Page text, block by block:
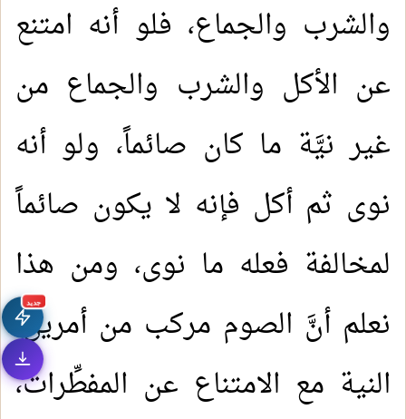
جديد
والشرب والجماع، فلو أنه امتنع
عن الأكل والشرب والجماع من
غير نيَّة ما كان صائماً، ولو أنه
نوى ثم أكل فإنه لا يكون صائماً
لمخالفة فعله ما نوى، ومن هذا
نعلم أنَّ الصوم مركب من أمرين:
النية مع الامتناع عن المفطِّرات،